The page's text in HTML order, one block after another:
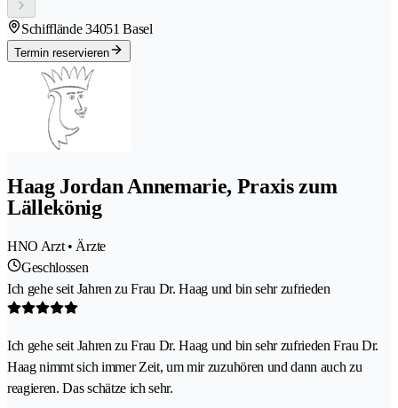
Schifflände 34051 Basel
Termin reservieren
Haag Jordan Annemarie, Praxis zum
Lällekönig
HNO Arzt • Ärzte
Geschlossen
Ich gehe seit Jahren zu Frau Dr. Haag und bin sehr zufrieden
Ich gehe seit Jahren zu Frau Dr. Haag und bin sehr zufrieden Frau Dr.
Haag nimmt sich immer Zeit, um mir zuzuhören und dann auch zu
reagieren. Das schätze ich sehr.